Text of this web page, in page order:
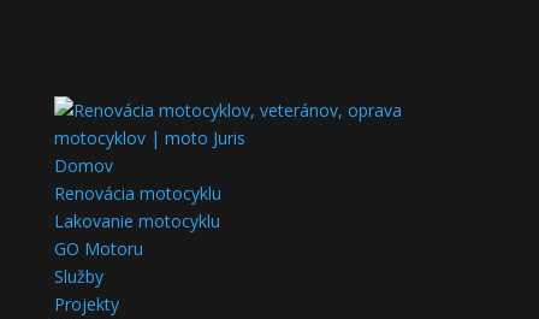
Domov
Renovácia motocyklu
Lakovanie motocyklu
GO Motoru
Služby
Projekty